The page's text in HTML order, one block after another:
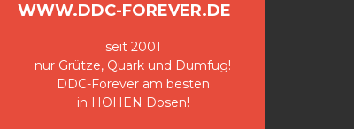
WWW.DDC-FOREVER.DE
seit 2001
nur Grütze, Quark und Dumfug!
DDC-Forever am besten
in HOHEN Dosen!